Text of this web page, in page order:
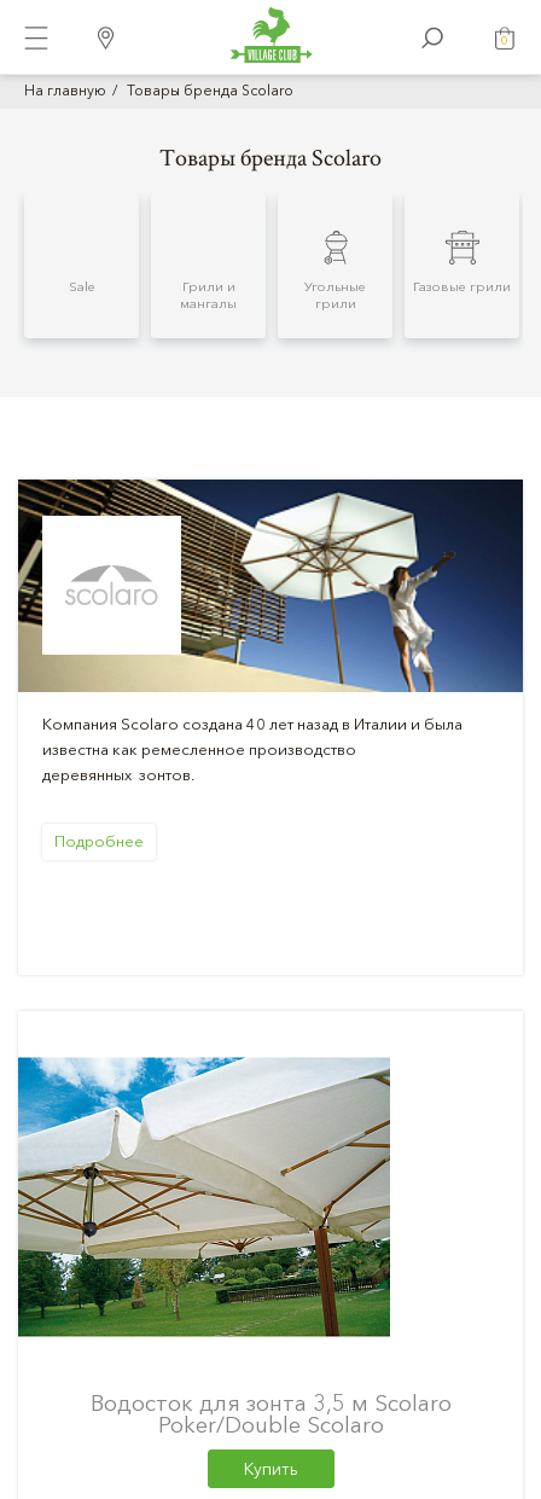
0
На главную Товары бренда Scolaro
Товары бренда Scolaro
Sale
Грили и
мангалы
Угольные
грили
Газовые грили
Компания Scolaro создана 40 лет назад в Италии и была
известна как ремесленное производство
деревянных зонтов.
Подробнее
Водосток для зонта 3,5 м Scolaro
Poker/Double Scolaro
Купить